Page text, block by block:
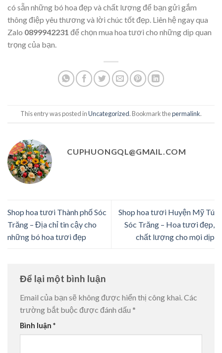
có sẵn những bó hoa đẹp và chất lượng để bạn gửi gắm
thông điệp yêu thương và lời chúc tốt đẹp. Liên hệ ngay qua
Zalo 0899942231 để chọn mua hoa tươi cho những dịp quan
trọng của bạn.
This entry was posted inUncategorized. Bookmark thepermalink.
CUPHUONGQL@GMAIL.COM
Shop hoa tươi Thành phố Sóc
Trăng – Địa chỉ tin cậy cho
những bó hoa tươi đẹp
Shop hoa tươi Huyện Mỹ Tú
Sóc Trăng – Hoa tươi đẹp,
chất lượng cho mọi dịp
Để lại một bình luận
Email của bạn sẽ không được hiển thị công khai.Các
trường bắt buộc được đánh dấu *
Bình luận *